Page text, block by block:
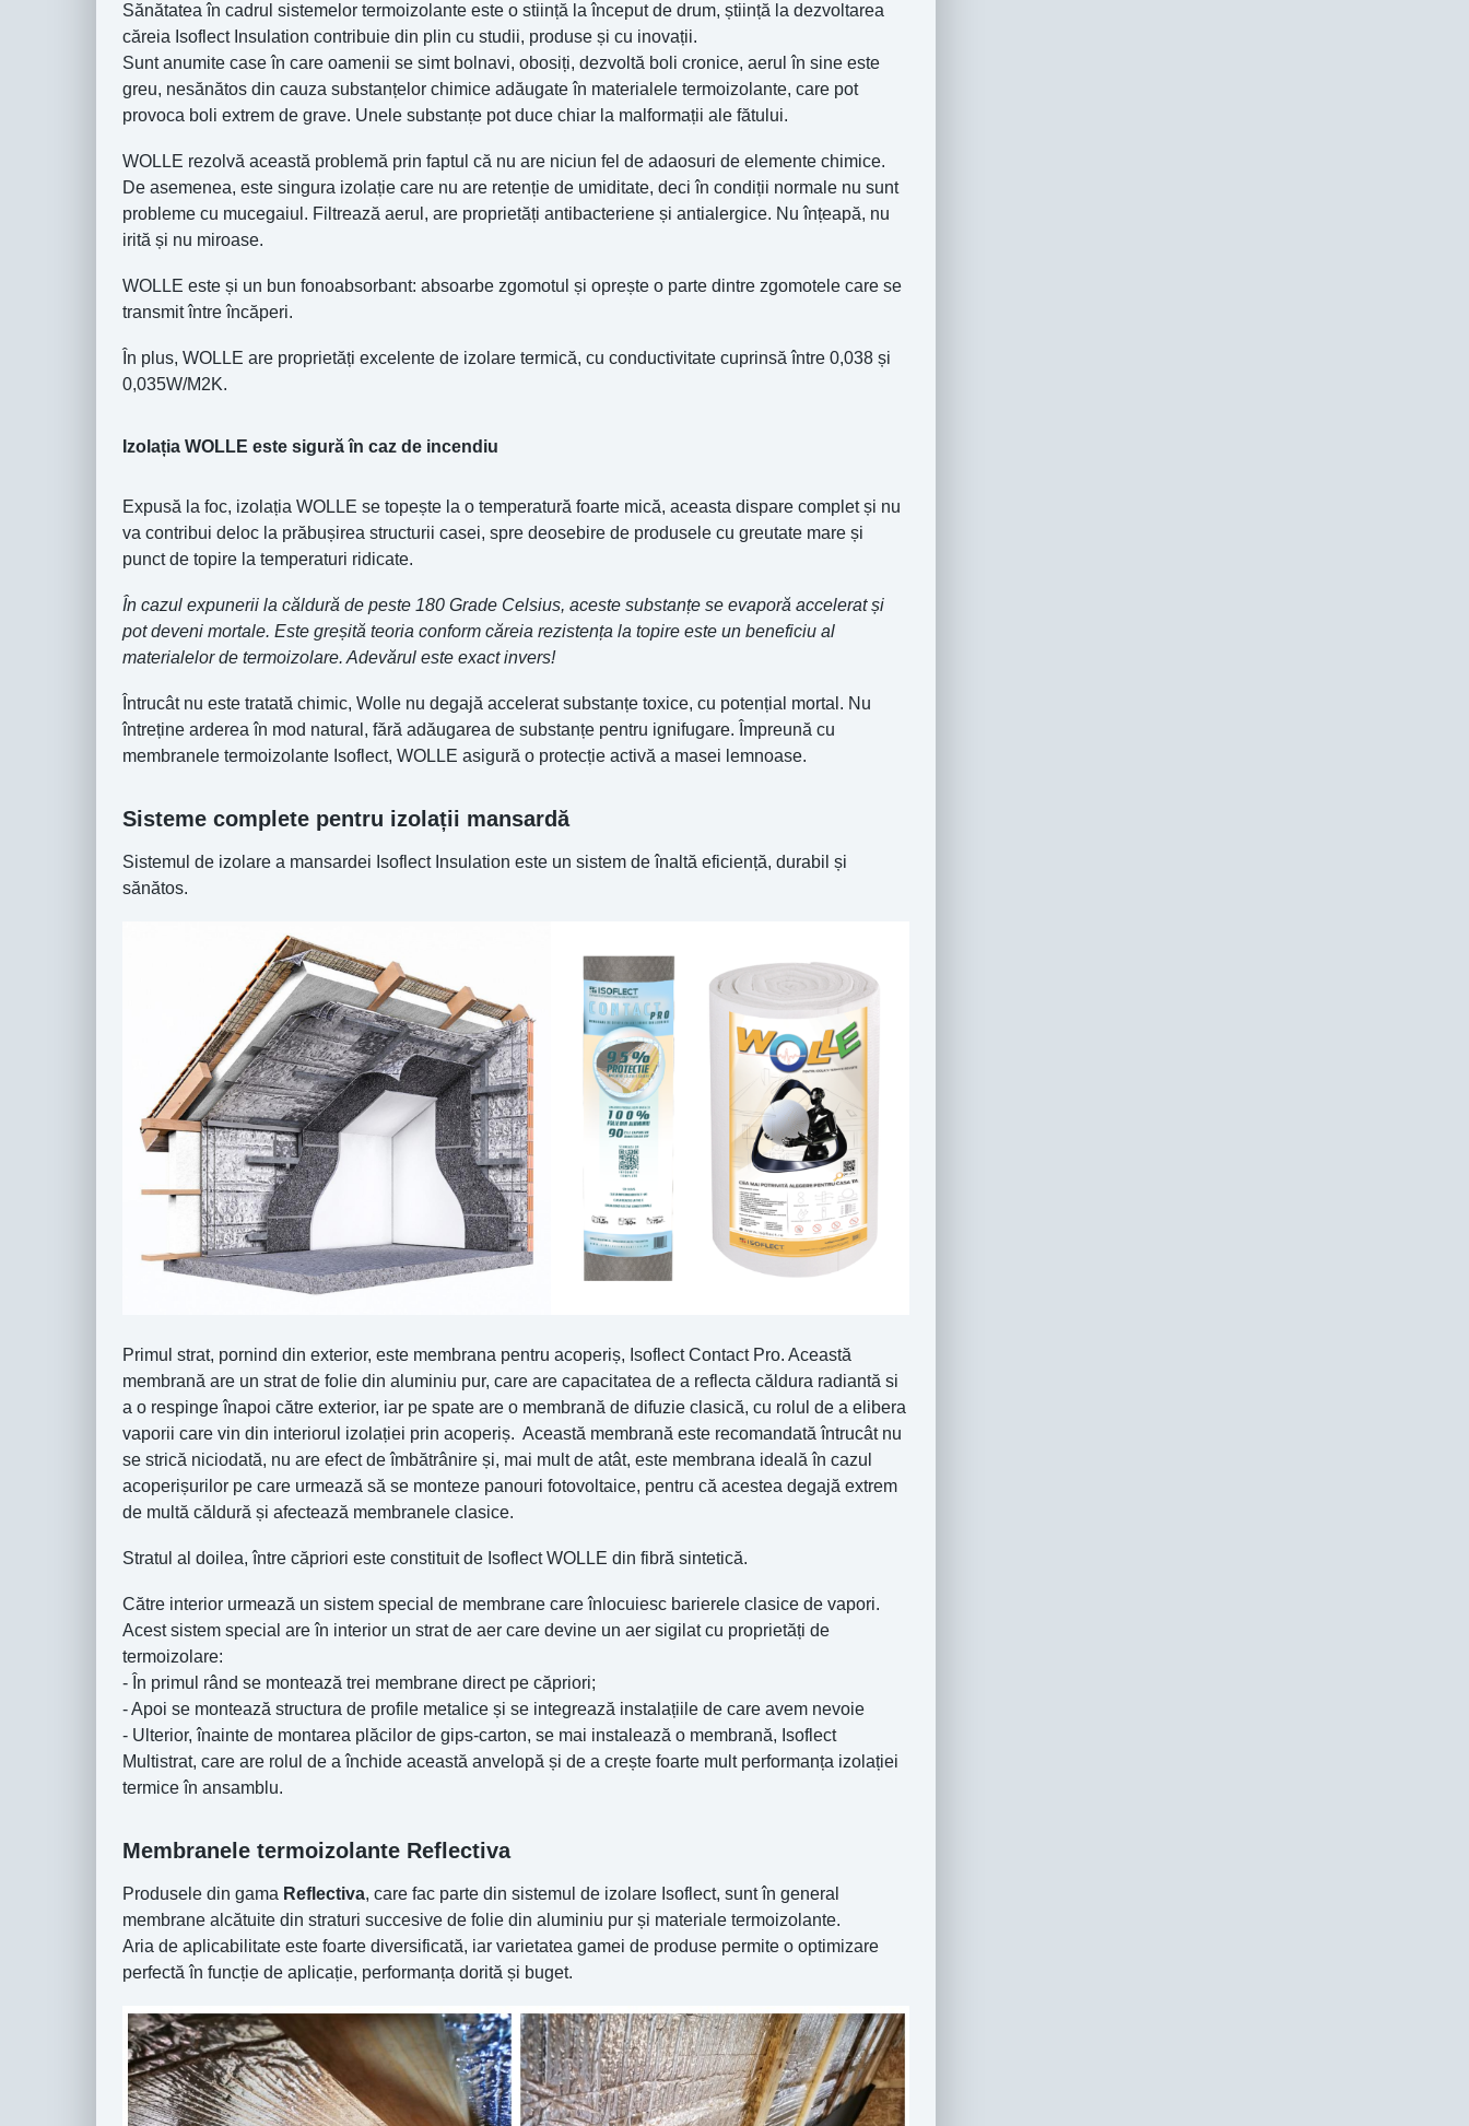
Sănătatea în cadrul sistemelor termoizolante este o stiință la început de drum, știință la dezvoltarea
căreia Isoflect Insulation contribuie din plin cu studii, produse și cu inovații.
Sunt anumite case în care oamenii se simt bolnavi, obosiți, dezvoltă boli cronice, aerul în sine este
greu, nesănătos din cauza substanțelor chimice adăugate în materialele termoizolante, care pot
provoca boli extrem de grave. Unele substanțe pot duce chiar la malformații ale fătului.
WOLLE rezolvă această problemă prin faptul că nu are niciun fel de adaosuri de elemente chimice.
De asemenea, este singura izolație care nu are retenție de umiditate, deci în condiții normale nu sunt
probleme cu mucegaiul. Filtrează aerul, are proprietăți antibacteriene și antialergice. Nu înțeapă, nu
irită și nu miroase.
WOLLE este și un bun fonoabsorbant: absoarbe zgomotul și oprește o parte dintre zgomotele care se
transmit între încăperi.
În plus, WOLLE are proprietăți excelente de izolare termică, cu conductivitate cuprinsă între 0,038 și
0,035W/M2K.
Izolația WOLLE este sigură în caz de incendiu
Expusă la foc, izolația WOLLE se topește la o temperatură foarte mică, aceasta dispare complet și nu
va contribui deloc la prăbușirea structurii casei, spre deosebire de produsele cu greutate mare și
punct de topire la temperaturi ridicate.
În cazul expunerii la căldură de peste 180 Grade Celsius, aceste substanțe se evaporă accelerat și
pot deveni mortale. Este greșită teoria conform căreia rezistența la topire este un beneficiu al
materialelor de termoizolare. Adevărul este exact invers!
Întrucât nu este tratată chimic, Wolle nu degajă accelerat substanțe toxice, cu potențial mortal. Nu
întreține arderea în mod natural, fără adăugarea de substanțe pentru ignifugare. Împreună cu
membranele termoizolante Isoflect, WOLLE asigură o protecție activă a masei lemnoase.
Sisteme complete pentru izolații mansardă
Sistemul de izolare a mansardei Isoflect Insulation este un sistem de înaltă eficiență, durabil și
sănătos.
Primul strat, pornind din exterior, este membrana pentru acoperiș, Isoflect Contact Pro. Această
membrană are un strat de folie din aluminiu pur, care are capacitatea de a reflecta căldura radiantă si
a o respinge înapoi către exterior, iar pe spate are o membrană de difuzie clasică, cu rolul de a elibera
vaporii care vin din interiorul izolației prin acoperiș. Această membrană este recomandată întrucât nu
se strică niciodată, nu are efect de îmbătrânire și, mai mult de atât, este membrana ideală în cazul
acoperișurilor pe care urmează să se monteze panouri fotovoltaice, pentru că acestea degajă extrem
de multă căldură și afectează membranele clasice.
Stratul al doilea, între căpriori este constituit de Isoflect WOLLE din fibră sintetică.
Către interior urmează un sistem special de membrane care înlocuiesc barierele clasice de vapori.
Acest sistem special are în interior un strat de aer care devine un aer sigilat cu proprietăți de
termoizolare:
- În primul rând se montează trei membrane direct pe căpriori;
- Apoi se montează structura de profile metalice și se integrează instalațiile de care avem nevoie
- Ulterior, înainte de montarea plăcilor de gips-carton, se mai instalează o membrană, Isoflect
Multistrat, care are rolul de a închide această anvelopă și de a crește foarte mult performanța izolației
termice în ansamblu.
Membranele termoizolante Reflectiva
Produsele din gama Reflectiva, care fac parte din sistemul de izolare Isoflect, sunt în general
membrane alcătuite din straturi succesive de folie din aluminiu pur și materiale termoizolante.
Aria de aplicabilitate este foarte diversificată, iar varietatea gamei de produse permite o optimizare
perfectă în funcție de aplicație, performanța dorită și buget.